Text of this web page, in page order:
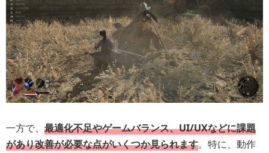
一方で、 最適化不足やゲームバランス、UI/UXなどに課題
があり改善が必要な点がいくつか見られます。特に、動作